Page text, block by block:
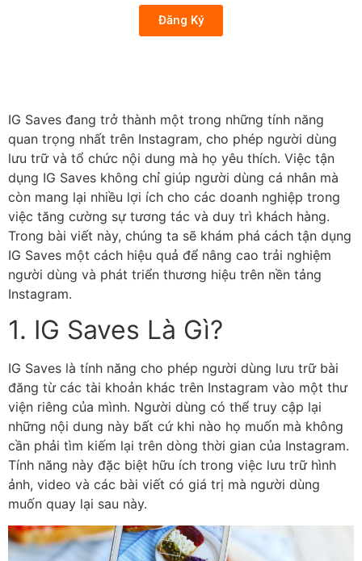
Đăng Ký
IG Saves đang trở thành một trong những tính năng
quan trọng nhất trên Instagram, cho phép người dùng
lưu trữ và tổ chức nội dung mà họ yêu thích. Việc tận
dụng IG Saves không chỉ giúp người dùng cá nhân mà
còn mang lại nhiều lợi ích cho các doanh nghiệp trong
việc tăng cường sự tương tác và duy trì khách hàng.
Trong bài viết này, chúng ta sẽ khám phá cách tận dụng
IG Saves một cách hiệu quả để nâng cao trải nghiệm
người dùng và phát triển thương hiệu trên nền tảng
Instagram.
1. IG Saves Là Gì?
IG Saves là tính năng cho phép người dùng lưu trữ bài
đăng từ các tài khoản khác trên Instagram vào một thư
viện riêng của mình. Người dùng có thể truy cập lại
những nội dung này bất cứ khi nào họ muốn mà không
cần phải tìm kiếm lại trên dòng thời gian của Instagram.
Tính năng này đặc biệt hữu ích trong việc lưu trữ hình
ảnh, video và các bài viết có giá trị mà người dùng
muốn quay lại sau này.